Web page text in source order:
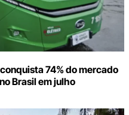
74% do mercado
Brasil em julho